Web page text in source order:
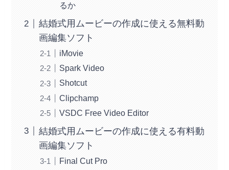
るか
結婚式用ムービーの作成に使える無料動
画編集ソフト
iMovie
Spark Video
Shotcut
Clipchamp
VSDC Free Video Editor
結婚式用ムービーの作成に使える有料動
画編集ソフト
Final Cut Pro